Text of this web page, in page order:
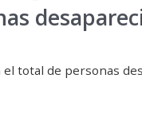
total de personas